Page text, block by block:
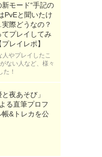
モード“手記の
PvEと聞いたけ
際どうなの？
てプレイしてみ
レイレポ】
人やプレイしたこ
ない人など、様々
た！
と夜あそび」
る直筆プロフ
帳&トレカを公